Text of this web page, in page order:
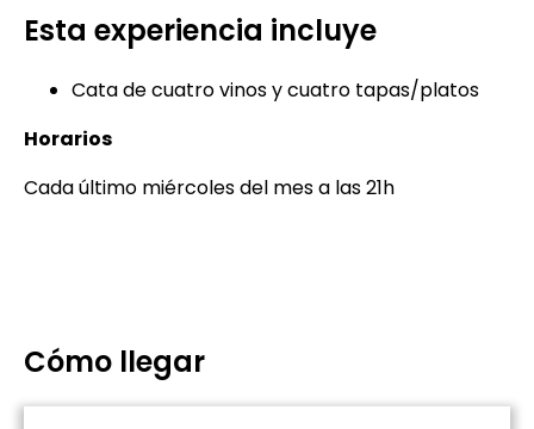
Esta experiencia incluye
Cata de cuatro vinos y cuatro tapas/platos
Horarios
Cada último miércoles del mes a las 21h
Cómo llegar